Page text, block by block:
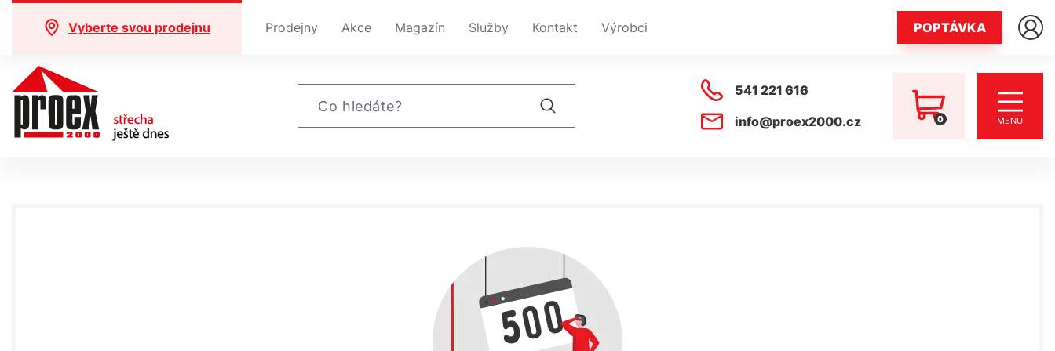
Vyberte svou prodejnu Prodejny Akce Magazín Služby Kontakt Výrobci POPTÁVKA
541 221 616
info@proex2000.cz
0 MENU